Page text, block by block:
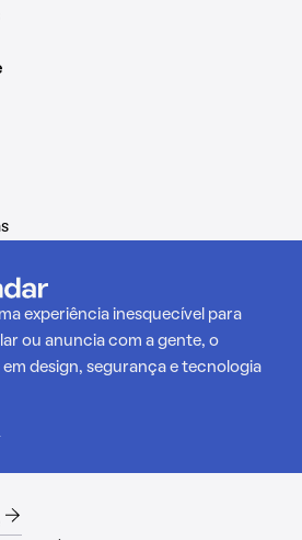
experiência inesquecível para
ou anuncia com a gente, o
design, segurança e tecnologia